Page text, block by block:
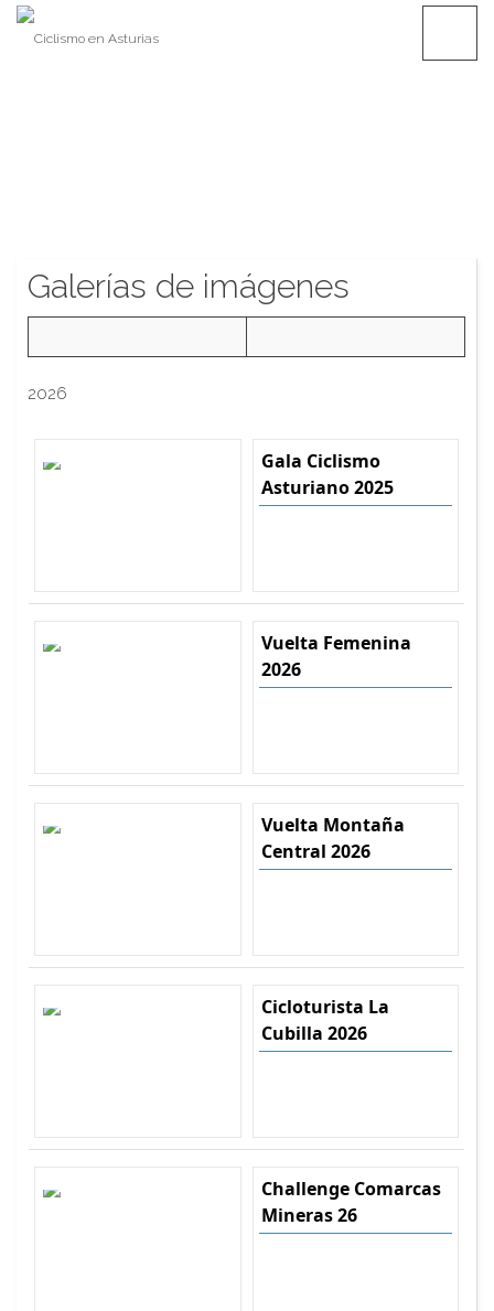
Saltar
contenido
CICLISMO EN ASTURIAS
Galerías de imágenes
2026
Gala Ciclismo
Asturiano 2025
Vuelta Femenina
2026
Vuelta Montaña
Central 2026
Cicloturista La
Cubilla 2026
Challenge Comarcas
Mineras 26